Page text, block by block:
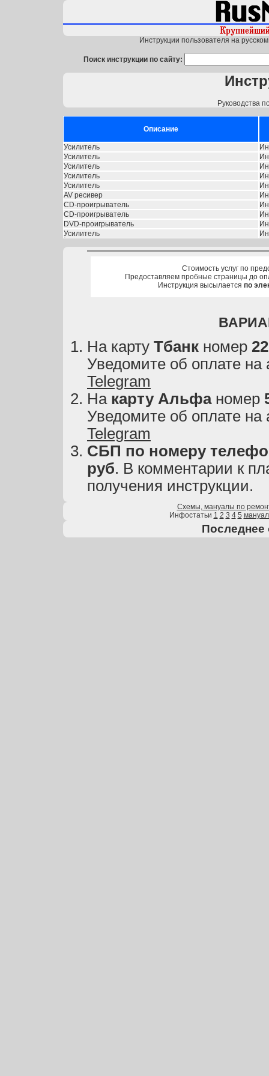
Инструкции пользователя на
Поиск инструкции по сайту:
Руководства
Описание
Усилитель
Усилитель
Усилитель
Усилитель
Усилитель
AV ресивер
CD-проигрыватель
CD-проигрыватель
DVD-проигрыватель
Усилитель
Стоимость услуг по
Предоставляем пробные страницы до
Инструкция высылается по
На карту Тбанк номер
Уведомите об оплате на
Telegram
На карту Альфаномер
Уведомите об оплате на
Telegram
СБП по номеру
руб. В комментарии к
получения инструкции.
Схемы, мануалы по
Инфостатьи 1 2 3 4 5